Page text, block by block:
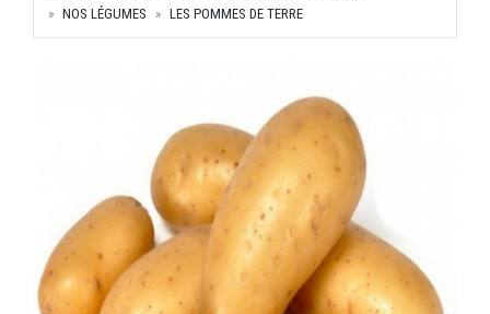
NOS LÉGUMES
LES POMMES DE TERRE